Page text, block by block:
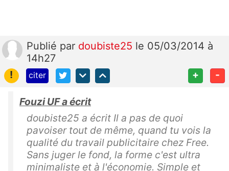
Publié par doubiste25 le 05/03/2014 à
14h27
!
citer + -
Fouzi UF a écrit
doubiste25 a écrit Il a pas de quoi
pavoiser tout de même, quand tu vois la
qualité du travail publicitaire chez Free.
Sans juger le fond, la forme c'est ultra
minimaliste et à l'économie. Simple et